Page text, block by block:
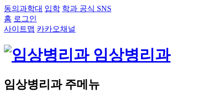
동의과학대 입학 학과 공식 SNS
홈 로그인
사이트맵 카카오채널
임상병리과
임상병리과 주메뉴